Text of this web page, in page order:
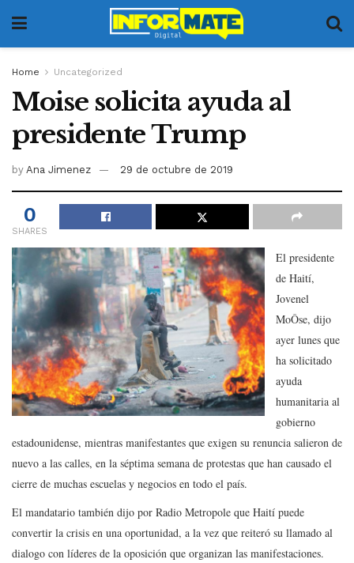
Home Uncategorized
Moise solicita ayuda al
presidente Trump
by Ana Jimenez 29 de octubre de 2019
0
SHARES
El presidente
de Haití,
Jovenel
MoÔse, dijo
ayer lunes que
ha solicitado
ayuda
humanitaria al
gobierno
estadounidense, mientras manifestantes que exigen su renuncia salieron de
nuevo a las calles, en la séptima semana de protestas que han causado el
cierre de muchas escuelas y negocios en todo el país.
El mandatario también dijo por Radio Metropole que Haití puede
convertir la crisis en una oportunidad, a la vez que reiteró su llamado al
dialogo con líderes de la oposición que organizan las manifestaciones.